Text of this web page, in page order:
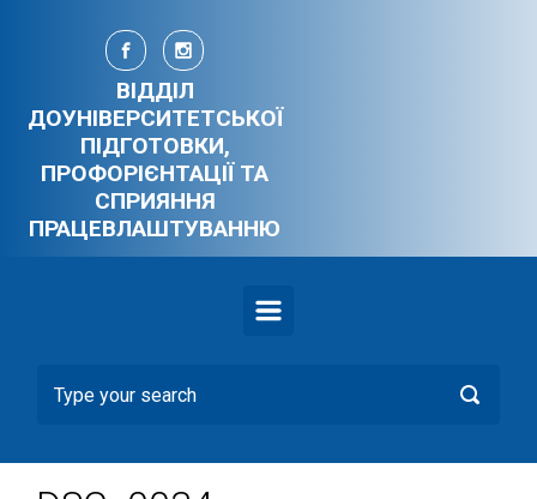
Skip to main content
ВІДДІЛ
ДОУНІВЕРСИТЕТСЬКОЇ
ПІДГОТОВКИ,
ПРОФОРІЄНТАЦІЇ ТА
СПРИЯННЯ
ПРАЦЕВЛАШТУВАННЮ